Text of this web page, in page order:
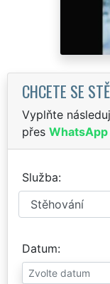
CHCETE SE
Vyplňte
přes WhatsApp
Služba
Datum